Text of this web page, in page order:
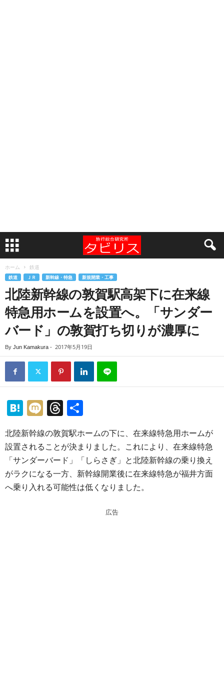
ホーム 鉄道
鉄道 ＪＲ 新幹線・特急 新規開業・工事
北陸新幹線の敦賀駅高架下に在来線
特急用ホームを設置へ。「サンダー
バード」の敦賀打ち切りが濃厚に
By Jun Kamakura - 2017年5月19日
H
e
n
a
M
T
e
a
d
s
北陸新幹線の敦賀駅ホームの下に、在来線特急用ホームが
設置されることが決まりました。これにより、在来線特急
「サンダーバード」「しらさぎ」と北陸新幹線の乗り換え
がラクになる一方、新幹線開業後に在来線特急が福井方面
へ乗り入れる可能性は低くなりました。
広告